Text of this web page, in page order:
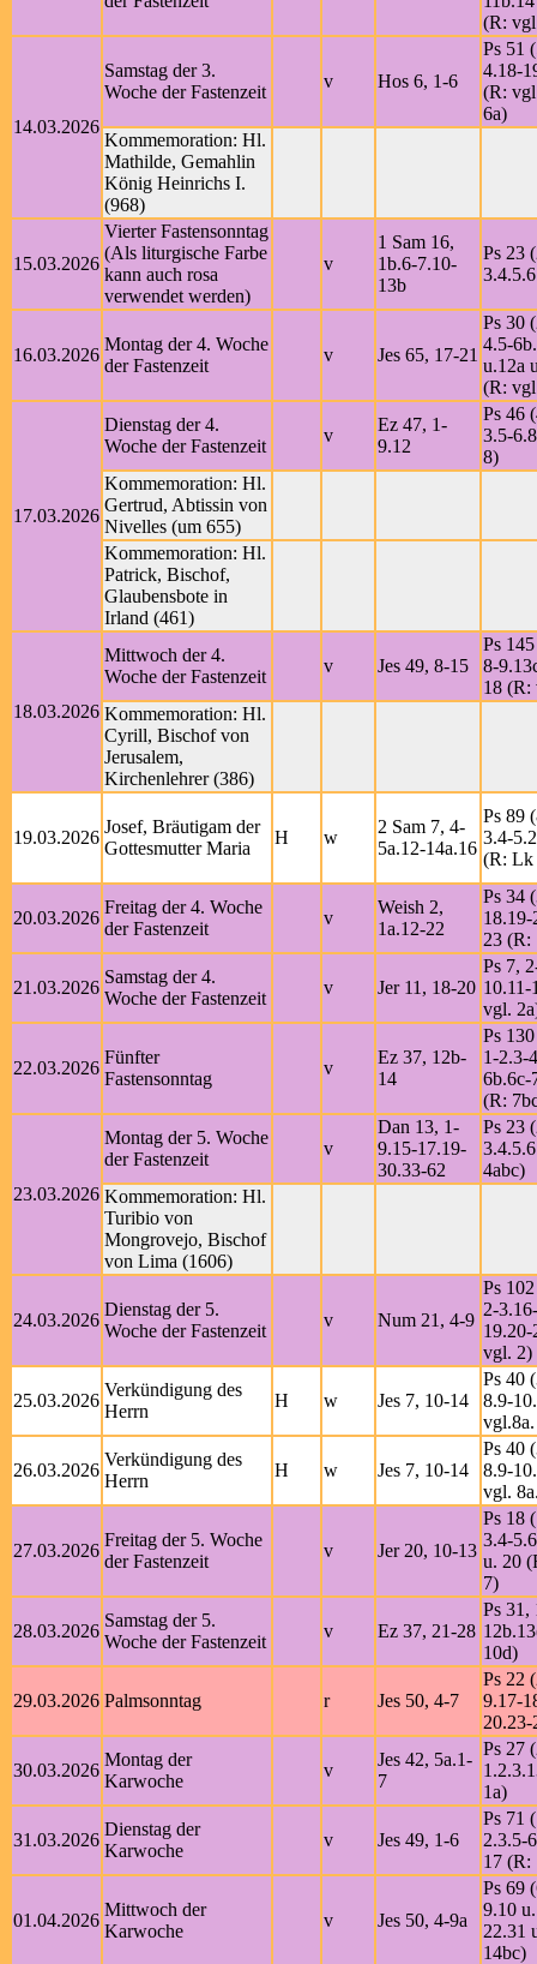
(R:
14.03.2026
Samstag der 3.
Woche der Fastenzeit
v Hos 6, 1-6
Ps 51
4.18-
(R:
6a)
Kommemoration: Hl.
Mathilde, Gemahlin
König Heinrichs I.
(968)
15.03.2026
Vierter Fastensonntag
(Als liturgische Farbe
kann auch rosa
verwendet werden)
v
1 Sam 16,
1b.6-7.10-
13b
Ps 23
16.03.2026
Montag der 4. Woche
der Fastenzeit
v Jes 65, 17-21
Ps 30
4.5-
u.12a
(R:
17.03.2026
Dienstag der 4.
Woche der Fastenzeit
v
Ez 47, 1-
9.12
Ps 46
3.5-
8)
Kommemoration: Hl.
Gertrud, Abtissin von
Nivelles (um 655)
Kommemoration: Hl.
Patrick, Bischof,
Glaubensbote in
Irland (461)
18.03.2026
Mittwoch der 4.
Woche der Fastenzeit
v Jes 49, 8-15
Ps
8-
18 (R:
Kommemoration: Hl.
Cyrill, Bischof von
Jerusalem,
Kirchenlehrer (386)
19.03.2026
Josef, Bräutigam der
Gottesmutter Maria
H w
2 Sam 7, 4-
5a.12-14a.16
Ps 89
3.4-
(R: Lk
20.03.2026
Freitag der 4. Woche
der Fastenzeit
v
Weish 2,
1a.12-22
Ps 34
18.19-
23 (R:
21.03.2026
Samstag der 4.
Woche der Fastenzeit
v Jer 11, 18-20
Ps 7,
10.11-
vgl.
22.03.2026
Fünfter
Fastensonntag
v
Ez 37, 12b-
14
Ps
1-2.3-
6b.6c-
(R:
23.03.2026
Montag der 5. Woche
der Fastenzeit
v
Dan 13, 1-
9.15-17.19-
30.33-62
Ps 23
4abc)
Kommemoration: Hl.
Turibio von
Mongrovejo, Bischof
von Lima (1606)
24.03.2026
Dienstag der 5.
Woche der Fastenzeit
v Num 21, 4-9
Ps
2-
vgl. 2)
25.03.2026
Verkündigung des
Herrn
H w Jes 7, 10-14
Ps 40
8.9-
26.03.2026
Verkündigung des
Herrn
H w Jes 7, 10-14
Ps 40
8.9-
vgl.
27.03.2026
Freitag der 5. Woche
der Fastenzeit
v Jer 20, 10-13
Ps 18
3.4-
u. 20
7)
28.03.2026
Samstag der 5.
Woche der Fastenzeit
v Ez 37, 21-28
Ps 31,
10d)
29.03.2026 Palmsonntag r Jes 50, 4-7
Ps 22
9.17-
30.03.2026
Montag der
Karwoche
v
Jes 42, 5a.1-
7
Ps 27
1a)
31.03.2026
Dienstag der
Karwoche
v Jes 49, 1-6
Ps 71
2.3.5-
17 (R:
01.04.2026
Mittwoch der
Karwoche
v Jes 50, 4-9a
Ps 69
9.10
22.31
14bc)